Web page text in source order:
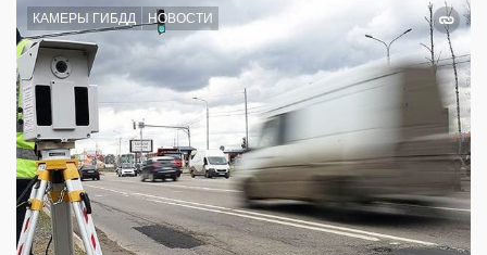
КАМЕРЫ ГИБДД НОВОСТИ